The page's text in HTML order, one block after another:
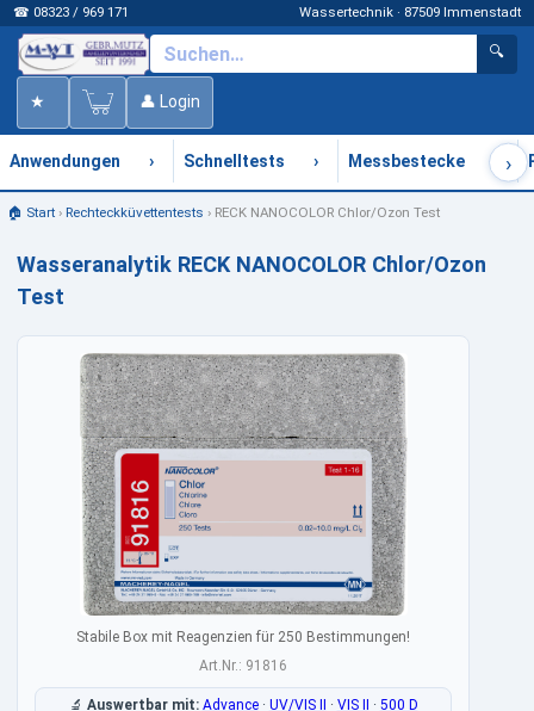
☎ 08323 / 969 171 Wassertechnik · 87509 Immenstadt
🔍
★ 👤 Login
Anwendungen › Schnelltests › Messbestecke ›
🏠 Start› Rechteckküvettentests › RECK NANOCOLOR Chlor/Ozon Test
Wasseranalytik RECK NANOCOLOR Chlor/Ozon
Test
Stabile Box mit Reagenzien für 250 Bestimmungen!
Art.Nr.: 91816
🔬 Auswertbar mit: Advance· UV/VIS II · VIS II · 500 D